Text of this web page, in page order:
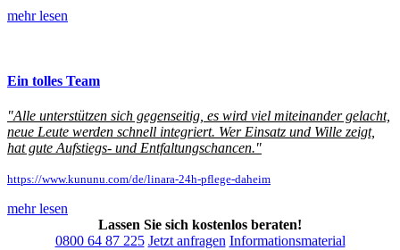
mehr lesen
Ein tolles Team
"Alle unterstützen sich gegenseitig, es wird viel miteinander gelacht,
neue Leute werden schnell integriert. Wer Einsatz und Wille zeigt,
hat gute Aufstiegs- und Entfaltungschancen."
https://www.kununu.com/de/linara-24h-pflege-daheim
mehr lesen
Lassen Sie sich kostenlos beraten!
0800 64 87 225 Jetzt anfragen Informationsmaterial